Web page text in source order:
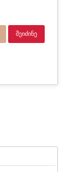
ᲨᲔᲘᲫᲘᲜᲔ